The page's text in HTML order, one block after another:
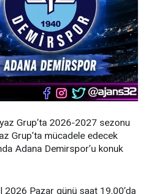
Grup’ta 2026-2027 sezonu
Grup’ta mücadele edecek
Adana Demirspor’u konuk
Pazar günü saat 19.00’da